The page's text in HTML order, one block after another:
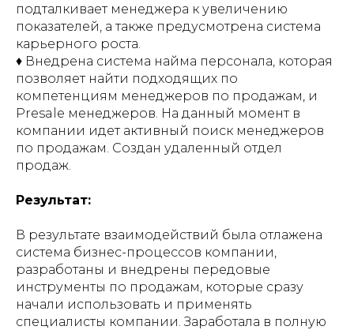
подталкивает менеджера к увеличению
показателей, а также предусмотрена система
карьерного роста.
♦️ Внедрена система найма персонала, которая
позволяет найти подходящих по
компетенциям менеджеров по продажам, и
Presale менеджеров. На данный момент в
компании идет активный поиск менеджеров
по продажам. Создан удаленный отдел
продаж.
Результат:
В результате взаимодействий была отлажена
система бизнес-процессов компании,
разработаны и внедрены передовые
инструменты по продажам, которые сразу
начали использовать и применять
специалисты компании. Заработала в полную